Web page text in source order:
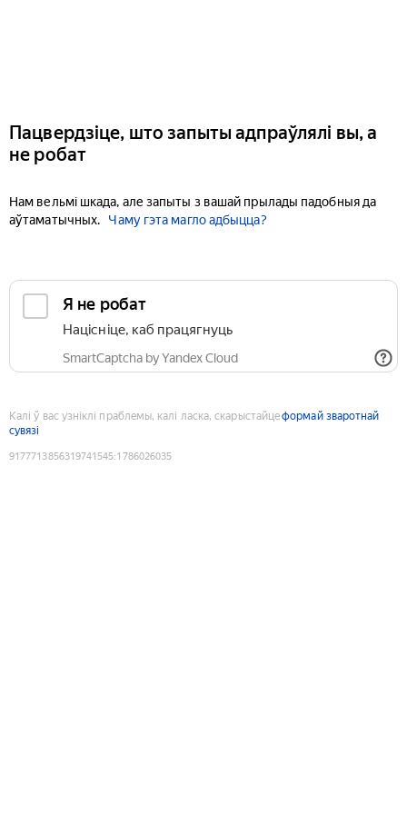
Пацвердзіце, што запыты адпраўлялі вы, а
не робат
Нам вельмі шкада, але запыты з вашай прылады падобныя да
аўтаматычных.
Чаму гэта магло адбыцца?
Я не робат
Націсніце, каб працягнуць
SmartCaptcha by Yandex Cloud
Калі ў вас узніклі праблемы, калі ласка, скарыстайцеформай зваротнай
сувязі
9177713856319741545:1786026035